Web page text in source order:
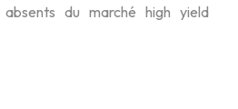
absents du marché high yield